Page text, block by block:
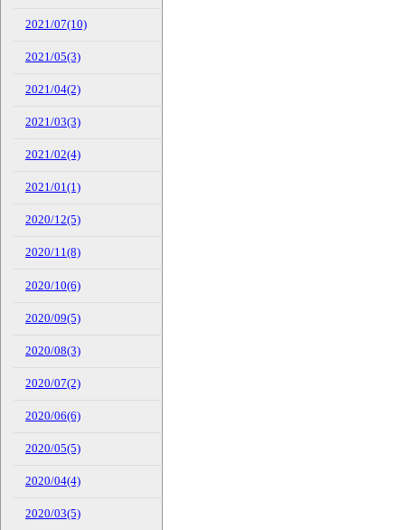
2021/07(10)
2021/05(3)
2021/04(2)
2021/03(3)
2021/02(4)
2021/01(1)
2020/12(5)
2020/11(8)
2020/10(6)
2020/09(5)
2020/08(3)
2020/07(2)
2020/06(6)
2020/05(5)
2020/04(4)
2020/03(5)